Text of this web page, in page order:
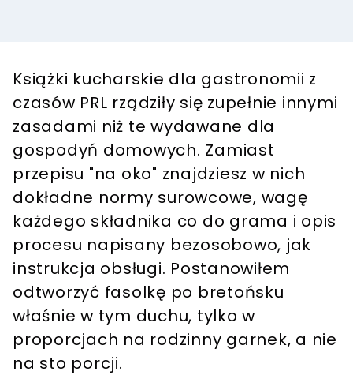
Książki kucharskie dla gastronomii z
czasów PRL rządziły się zupełnie innymi
zasadami niż te wydawane dla
gospodyń domowych. Zamiast
przepisu "na oko" znajdziesz w nich
dokładne normy surowcowe, wagę
każdego składnika co do grama i opis
procesu napisany bezosobowo, jak
instrukcja obsługi. Postanowiłem
odtworzyć fasolkę po bretońsku
właśnie w tym duchu, tylko w
proporcjach na rodzinny garnek, a nie
na sto porcji.